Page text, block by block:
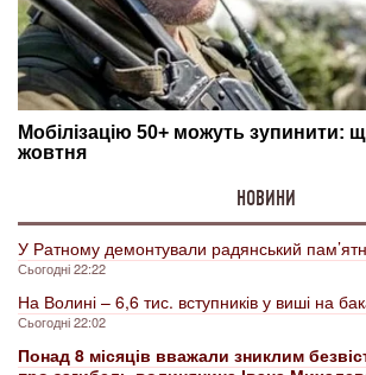
НОВИНИ
У Ратному демонтували радянський
Сьогодні 22:22
На Волині – 6,6 тис. вступників у виші на
Сьогодні 22:02
Понад 8 місяців вважали зниклим